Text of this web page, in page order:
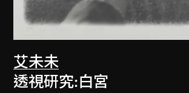
艾未未
透視研究:白宮